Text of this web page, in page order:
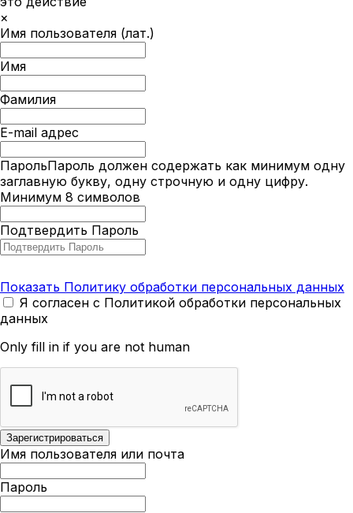
×
Имя пользователя (лат.)
Имя
Фамилия
E-mail адрес
ПарольПароль должен содержать как минимум одну
заглавную букву, одну строчную и одну цифру.
Минимум 8 символов
Подтвердить Пароль
Показать Политику обработки персональных данных
Я согласен с Политикой обработки персональных
данных
Only fill in if you are not human
Имя пользователя или почта
Пароль